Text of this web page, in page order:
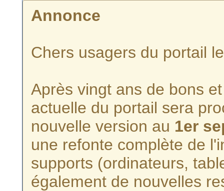
Annonce
Chers usagers du portail
Après vingt ans de bons
actuelle du portail sera
nouvelle version au 1er
une refonte complète de
supports (ordinateurs,
également de nouvelles